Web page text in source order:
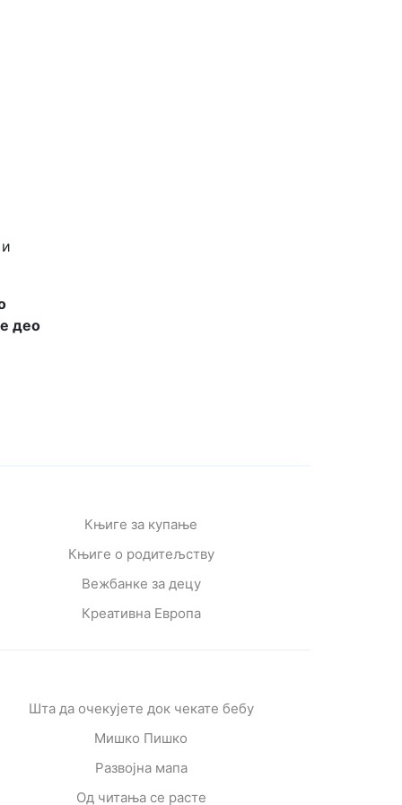
део
Књиге за купање
Књиге о родитељству
Вежбанке за децу
Креативна Европа
Шта да очекујете док чекате бебу
Мишко Пишко
Развојна мапа
Од читања се расте